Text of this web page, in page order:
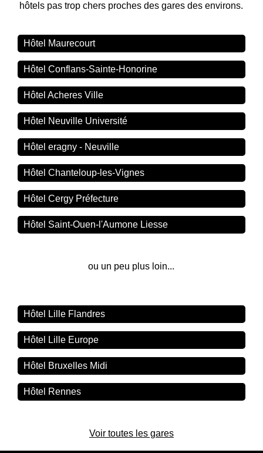
hôtels pas trop chers proches des gares des environs.
Hôtel Maurecourt
Hôtel Conflans-Sainte-Honorine
Hôtel Acheres Ville
Hôtel Neuville Université
Hôtel eragny - Neuville
Hôtel Chanteloup-les-Vignes
Hôtel Cergy Préfecture
Hôtel Saint-Ouen-l'Aumone Liesse
ou un peu plus loin...
Hôtel Lille Flandres
Hôtel Lille Europe
Hôtel Bruxelles Midi
Hôtel Rennes
Voir toutes les gares